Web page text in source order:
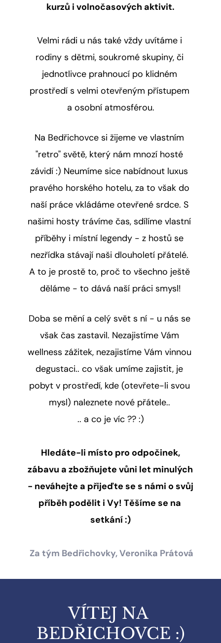
kurzů i volnočasových aktivit.
Velmi rádi u nás také vždy uvítáme i
rodiny s dětmi, soukromé skupiny, či
jednotlivce prahnoucí po klidném
prostředí s velmi otevřeným přístupem
a osobní atmosférou.
Na Bedřichovce si žijeme ve vlastním
"retro" světě, který nám mnozí hosté
závidí :) Neumíme sice nabídnout luxus
pravého horského hotelu, za to však do
naší práce vkládáme otevřené srdce. S
našimi hosty trávíme čas, sdílíme vlastní
příběhy i místní legendy - z hostů se
nezřídka stávají naši dlouholetí přátelé.
A to je prostě to, proč to všechno ještě
děláme - to dává naší práci smysl!
Doba se mění a celý svět s ní - u nás se
však čas zastavil. Nezajistíme Vám
wellness zážitek, nezajistíme Vám vinnou
degustaci.. co však umíme zajistit, je
pobyt v prostředí, kde (otevřete-li svou
mysl) naleznete nové přátele..
.. a co je víc ?? :)
zábavu a zbožňujete vůni let minulých
- neváhejte a přijeďte se s námi o svůj
příběh podělit i Vy! Těšíme se na
setkání :)
Za tým Bedřichovky, Veronika Prátová
VÍTEJ NA
BEDŘICHOVCE :)